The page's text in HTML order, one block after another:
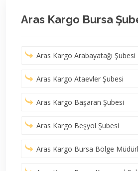
Aras Kargo Bursa
Aras Kargo Arabayatağı Şubesi
Aras Kargo Ataevler Şubesi
Aras Kargo Başaran Şubesi
Aras Kargo Beşyol Şubesi
Aras Kargo Bursa Bölge